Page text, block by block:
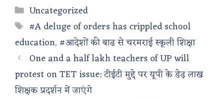
Categories
Uncategorized
Tags
#A deluge of orders has crippled school
education, #आदेशों की बाढ से चरमराई स्कूली शिक्षा
One and a half lakh teachers of UP will
protest on TET issue: टीईटी मुद्दे पर यूपी के डेढ़ लाख
शिक्षक प्रदर्शन में जाएंगे